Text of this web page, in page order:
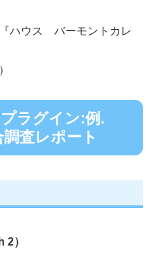
ハウス バーモントカレ
ラグイン:例.
査レポート
）